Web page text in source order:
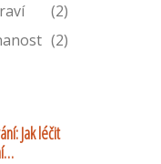
(2)
(2)
Jak léčit